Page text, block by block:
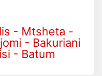
- Mtsheta -
- Bakuriani
- Batum